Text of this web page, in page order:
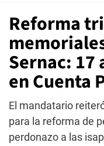
Reforma
Sernac: 17
en Cuenta
El mandatario
para la reforma de
perdonazo a las